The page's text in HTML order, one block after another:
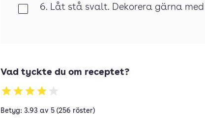
6. Låt stå svalt. Dekorera gärna
Vad tyckte du om receptet?
Betyg: 3.93 av 5 (256 röster)